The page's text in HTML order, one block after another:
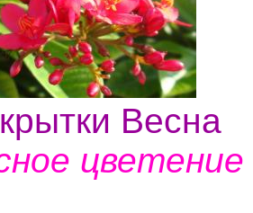
Весна
цветение